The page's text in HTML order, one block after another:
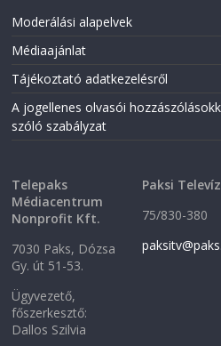
Moderálási alapelvek
Médiaajánlat
Tájékoztató adatkezelésről
A jogellenes olvasói
szóló szabályzat
Telepaks
Médiacentrum
Nonprofit Kft.
7030 Paks, Dózsa
Gy. út 51-53.
Ügyvezető,
főszerkesztő:
Dallos Szilvia
Paksi
75/830-380